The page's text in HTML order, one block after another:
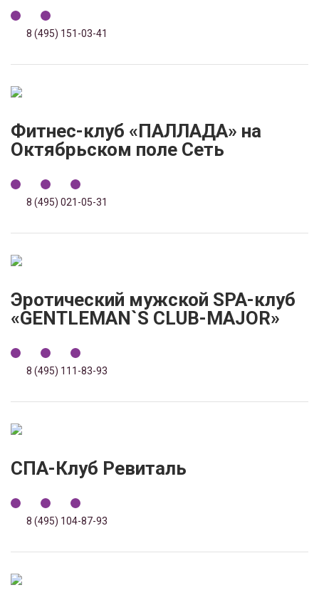
8 (495) 151-03-41
Фитнес-клуб «ПАЛЛАДА» на
Октябрьском поле Сеть
8 (495) 021-05-31
Эротический мужской SPA-клуб
«GENTLEMAN`S CLUB-MAJOR»
8 (495) 111-83-93
СПА-Клуб Ревиталь
8 (495) 104-87-93